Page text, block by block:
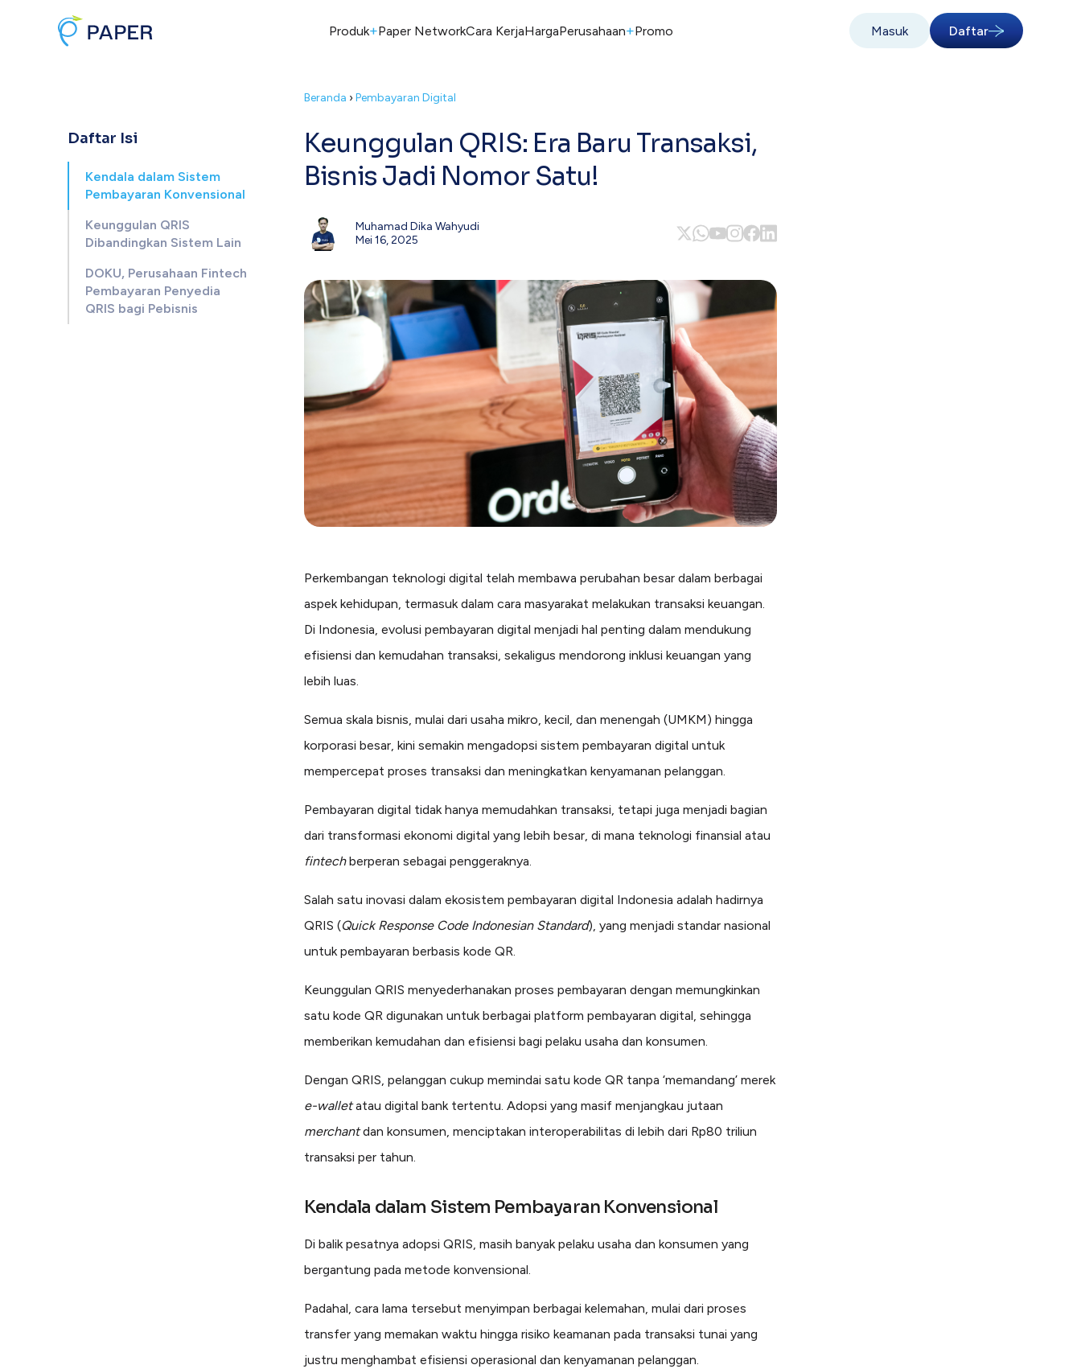
Produk+Paper NetworkCara KerjaHargaPerusahaan+Promo Masuk Daftar
Daftar Isi
Kendala dalam Sistem
Pembayaran Konvensional
Keunggulan QRIS
Dibandingkan Sistem Lain
DOKU, Perusahaan Fintech
Pembayaran Penyedia
QRIS bagi Pebisnis
Beranda › Pembayaran Digital
Keunggulan QRIS: Era Baru Transaksi,
Bisnis Jadi Nomor Satu!
Muhamad Dika Wahyudi
Mei 16, 2025
Perkembangan teknologi digital telah membawa perubahan besar dalam berbagai
aspek kehidupan, termasuk dalam cara masyarakat melakukan transaksi keuangan.
Di Indonesia, evolusi pembayaran digital menjadi hal penting dalam mendukung
efisiensi dan kemudahan transaksi, sekaligus mendorong inklusi keuangan yang
lebih luas.
Semua skala bisnis, mulai dari usaha mikro, kecil, dan menengah (UMKM) hingga
korporasi besar, kini semakin mengadopsi sistem pembayaran digital untuk
mempercepat proses transaksi dan meningkatkan kenyamanan pelanggan.
Pembayaran digital tidak hanya memudahkan transaksi, tetapi juga menjadi bagian
dari transformasi ekonomi digital yang lebih besar, di mana teknologi finansial atau
fintechberperan sebagai penggeraknya.
Salah satu inovasi dalam ekosistem pembayaran digital Indonesia adalah hadirnya
QRIS (Quick Response Code Indonesian Standard), yang menjadi standar nasional
untuk pembayaran berbasis kode QR.
Keunggulan QRIS menyederhanakan proses pembayaran dengan memungkinkan
satu kode QR digunakan untuk berbagai platform pembayaran digital, sehingga
memberikan kemudahan dan efisiensi bagi pelaku usaha dan konsumen.
Dengan QRIS, pelanggan cukup memindai satu kode QR tanpa ‘memandang’ merek
e-walletatau digital bank tertentu. Adopsi yang masif menjangkau jutaan
merchantdan konsumen, menciptakan interoperabilitas di lebih dari Rp80 triliun
transaksi per tahun.
Kendala dalam Sistem Pembayaran Konvensional
Di balik pesatnya adopsi QRIS, masih banyak pelaku usaha dan konsumen yang
bergantung pada metode konvensional.
Padahal, cara lama tersebut menyimpan berbagai kelemahan, mulai dari proses
transfer yang memakan waktu hingga risiko keamanan pada transaksi tunai yang
justru menghambat efisiensi operasional dan kenyamanan pelanggan.